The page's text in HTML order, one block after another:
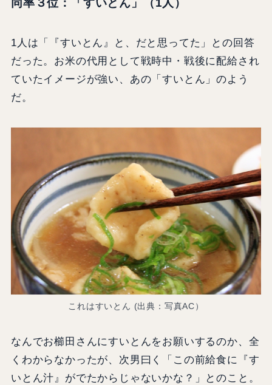
同率３位：「すいとん」（1人）
1人は「『すいとん』と、だと思ってた」との回答
だった。お米の代用として戦時中・戦後に配給され
ていたイメージが強い、あの「すいとん」のよう
だ。
これはすいとん (出典：写真AC）
なんでお櫛田さんにすいとんをお願いするのか、全
くわからなかったが、次男曰く「この前給食に『す
いとん汁』がでたからじゃないかな？」とのこと。